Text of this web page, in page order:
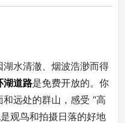
水清澈、烟波浩渺而得
湖道路是免费开放的。你
远处的群山，感受 “高
观鸟和拍摄日落的好地